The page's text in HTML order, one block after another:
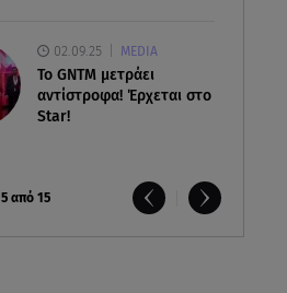
02.09.25 MEDIA
Το GNTM μετράει
αντίστροφα! Έρχεται στο
Star!
5 από 15